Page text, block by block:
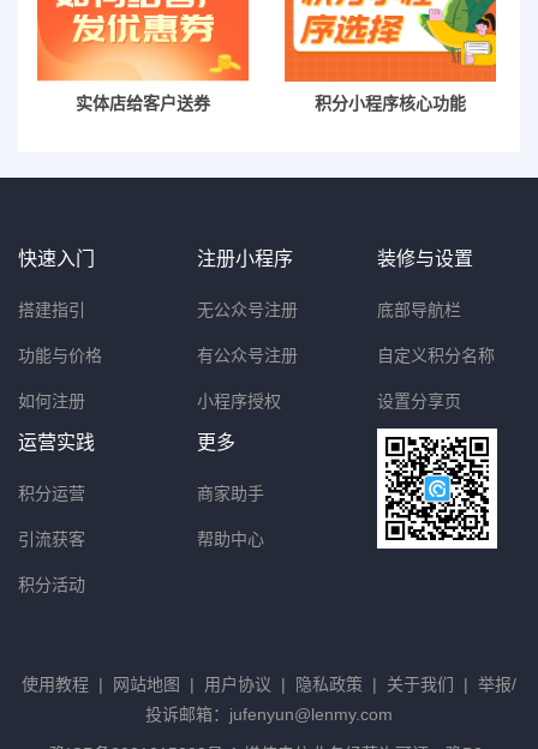
实体店给客户送券 积分小程序核心功能
快速入门
搭建指引
功能与价格
如何注册
注册小程序
无公众号注册
有公众号注册
小程序授权
装修与设置
底部导航栏
自定义积分名称
设置分享页
运营实践
积分运营
引流获客
积分活动
更多
商家助手
帮助中心
使用教程 | 网站地图 | 用户协议 | 隐私政策 | 关于我们 | 举报/
投诉邮箱：jufenyun@lenmy.com